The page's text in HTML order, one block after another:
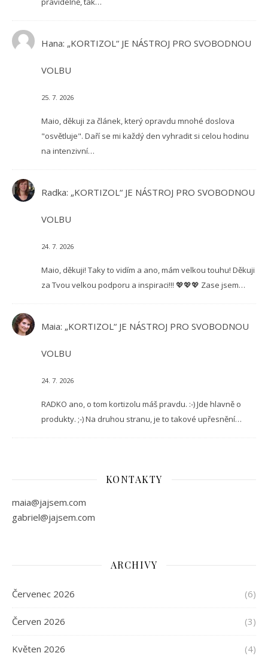
Hana: „KORTIZOL“ JE NÁSTROJ PRO SVOBODNOU
VOLBU
25. 7. 2026
Maio, děkuji za článek, který opravdu mnohé doslova
"osvětluje". Daří se mi každý den vyhradit si celou hodinu
na intenzivní…
Radka: „KORTIZOL“ JE NÁSTROJ PRO SVOBODNOU
VOLBU
24. 7. 2026
Maio, děkuji! Taky to vidím a ano, mám velkou touhu! Děkuji
za Tvou velkou podporu a inspiraci!!! 💖💖💖 Zase jsem…
Maia: „KORTIZOL“ JE NÁSTROJ PRO SVOBODNOU
VOLBU
24. 7. 2026
RADKO ano, o tom kortizolu máš pravdu. :-) Jde hlavně o
produkty. ;-) Na druhou stranu, je to takové upřesnění…
KONTAKTY
maia@jajsem.com
gabriel@jajsem.com
ARCHIVY
Červenec 2026 (6)
Červen 2026 (3)
Květen 2026 (4)